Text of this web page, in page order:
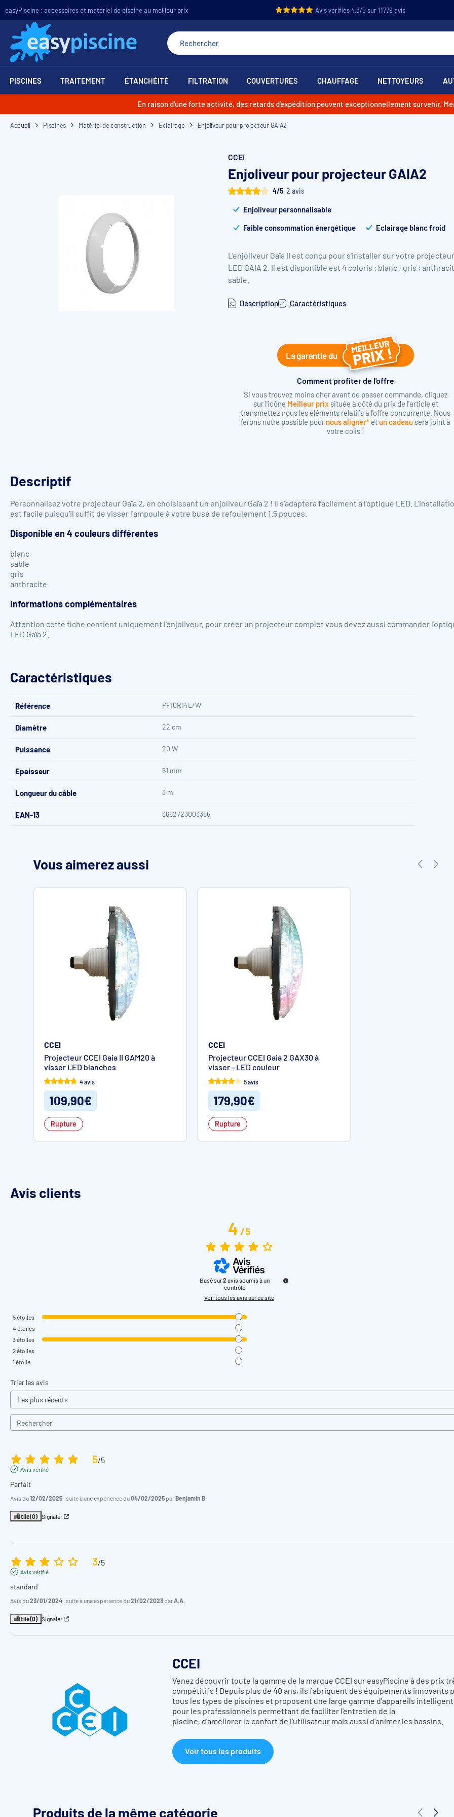
easyPiscine : accessoires et matériel de piscine au meilleur prix Avis vérifiés 4,8/5 sur 11779 avis
PISCINES TRAITEMENT ÉTANCHÉITÉ FILTRATION COUVERTURES CHAUFFAGE NETTOYEURS
En raison d’une forte activité, des retards d’expédition peuvent exceptionnellement survenir.
Accueil Piscines Matériel de construction Eclairage Enjoliveur pour projecteur GAIA2
CCEI
Enjoliveur pour projecteur GAIA2
4/5 2 avis
Enjoliveur personnalisable
Faible consommation énergétique
Eclairage blanc froid
L'enjoliveur Gaïa II est conçu pour s'installer sur votre projecteur
LED GAIA 2. Il est disponible est 4 coloris : blanc ; gris ;
sable.
Description Caractéristiques
La garantie du
Comment profiter de l'offre
Si vous trouvez moins cher avant de passer commande, cliquez
sur l'icône Meilleur prixsituée à côté du prix de l'article et
transmettez nous les éléments relatifs à l'offre concurrente. Nous
ferons notre possible pour nous aligner* etun cadeau sera joint à
votre colis !
Descriptif
Personnalisez votre projecteur Gaïa 2, en choisissant un enjoliveur Gaïa 2 ! Il s'adaptera facilement à l'optique LED.
est facile puisqu'il suffit de visser l'ampoule à votre buse de refoulement 1.5 pouces.
Disponible en 4 couleurs différentes
blanc
sable
gris
anthracite
Informations complémentaires
Attention cette fiche contient uniquement l'enjoliveur, pour créer un projecteur complet vous devez aussi commander
LED Gaïa 2.
Caractéristiques
Référence PF10R14L/W
Diamètre 22 cm
Puissance 20 W
Epaisseur 61 mm
Longueur du câble 3 m
EAN-13 3662723003385
Vous aimerez aussi
CCEI
Projecteur CCEI Gaia II GAM20 à
visser LED blanches
4 avis
109,90€
Rupture
CCEI
Projecteur CCEI Gaia 2 GAX30 à
visser - LED couleur
5 avis
179,90€
Rupture
Avis clients
4/5
Basé sur2avis soumis à un
contrôle
Voir tous les avis sur ce site
5étoiles
4 étoiles
3étoiles
2étoiles
1 étoile
Trier les avis
5/5
Avis vérifié
Parfait
Avis du12/02/2025 , suite à une expérience du04/02/2025 parBenjamin B.
Utile(0) Signaler
3/5
Avis vérifié
standard
Avis du23/01/2024 , suite à une expérience du21/02/2023 parA.A.
Utile(0) Signaler
CCEI
Venez découvrir toute la gamme de la marque CCEI sur easyPiscine à des prix
compétitifs ! Depuis plus de 40 ans, ils fabriquent des équipements innovants
tous les types de piscines et proposent une large gamme d'appareils
pour les professionnels permettant de faciliter l'entretien de la
piscine, d'améliorer le confort de l'utilisateur mais aussi d'animer les bassins.
Voir tous les produits
Produits de la même catégorie